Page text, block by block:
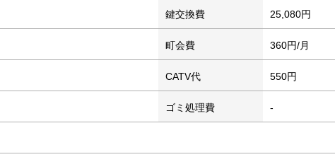
鍵交換費 25,080円
町会費 360円/月
CATV代 550円
ゴミ処理費 -